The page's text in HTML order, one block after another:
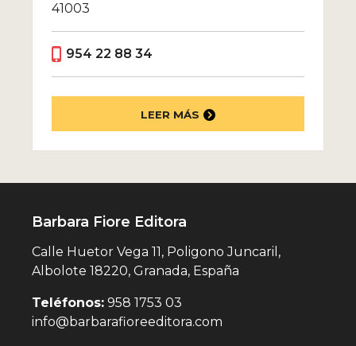
41003
954 22 88 34
LEER MÁS
Barbara Fiore Editora
Calle Huetor Vega 11, Poligono Juncaril,
Albolote 18220, Granada, España
Teléfonos: 958 1753 03
info@barbarafioreeditora.com